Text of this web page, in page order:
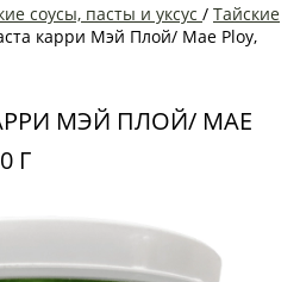
соусы, пасты и уксус / Тайские
карри Мэй Плой/ Mae Ploy,
МЭЙ ПЛОЙ/ MAE
Г